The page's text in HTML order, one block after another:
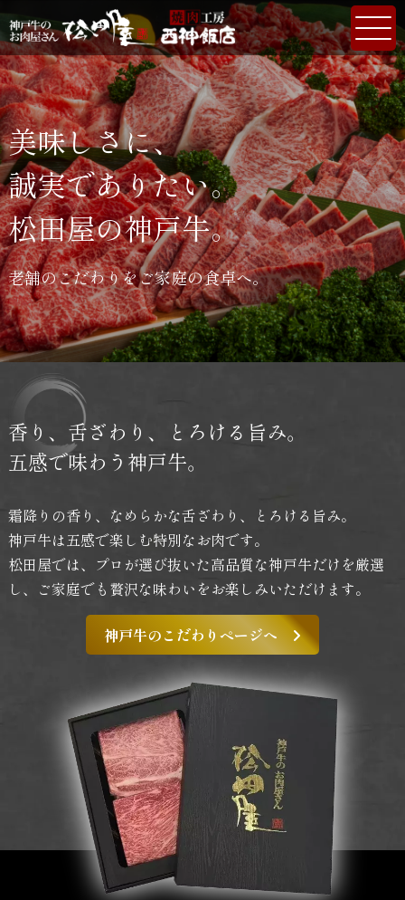
美味しさに、
誠実でありたい。
松田屋の神戸牛。
老舗のこだわりをご家庭の食卓へ。
香り、舌ざわり、
とろける旨み。
五感で味わう神戸牛。
霜降りの香り、なめらかな舌ざわり、とろける旨み。
神戸牛は五感で楽しむ特別なお肉です。
松田屋では、プロが選び抜いた高品質な神戸牛だけを厳選
し、 ご家庭でも贅沢な味わいをお楽しみいただけます。
神戸牛のこだわりページへ